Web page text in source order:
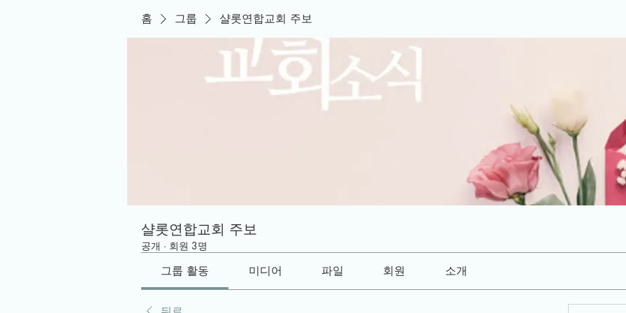
홈 그룹 샬롯연합교회 주보
샬롯연합교회 주보
공개 · 회원 3명
그룹 활동 미디어 파일 회원 소개